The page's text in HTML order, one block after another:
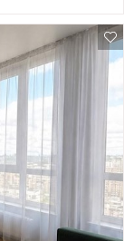
в наше время.
над дорогой, а
школ и
аптеки, рынок,
города 15-
идеально
бизнеса.
50 000 у.е.